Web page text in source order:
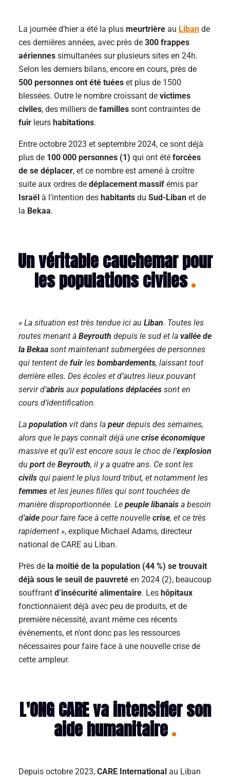
La journée d’hier a été la plus meurtrière au Liban de
ces dernières années, avec près de 300 frappes
aériennes simultanées sur plusieurs sites en 24h.
Selon les derniers bilans, encore en cours, près de
500 personnes ont été tuées et plus de 1500
blessées. Outre le nombre croissant de victimes
civiles, des milliers de familles sont contraintes de
fuir leurs habitations.
Entre octobre 2023 et septembre 2024, ce sont déjà
plus de 100 000 personnes (1) qui ont été forcées
de se déplacer, et ce nombre est amené à croître
suite aux ordres de déplacement massif émis par
Israël à l’intention des habitants du Sud-Liban et de
la Bekaa.
Un véritable cauchemar pour
les populations civiles
« La situation est très tendue ici au Liban. Toutes les
routes menant à Beyrouth depuis le sud et la vallée de
la Bekaa sont maintenant submergées de personnes
qui tentent de fuir les bombardements, laissant tout
derrière elles. Des écoles et d’autres lieux pouvant
servir d’abris aux populations déplacées sont en
cours d’identification.
La population vit dans la peur depuis des semaines,
alors que le pays connaît déjà une crise économique
massive et qu’il est encore sous le choc de l’explosion
du portde Beyrouth, il y a quatre ans. Ce sont les
civils qui paient le plus lourd tribut, et notamment les
femmes et les jeunes filles qui sont touchées de
manière disproportionnée. Le peuple libanais a besoin
d’aide pour faire face à cette nouvelle crise, et ce très
rapidement », explique Michael Adams, directeur
national de CARE au Liban.
Près de la moitié de la population (44 %) se trouvait
déjà sous le seuil de pauvreté en 2024 (2), beaucoup
souffrant d’insécurité alimentaire. Les hôpitaux
fonctionnaient déjà avec peu de produits, et de
première nécessité, avant même ces récents
événements, et n’ont donc pas les ressources
nécessaires pour faire face à une nouvelle crise de
cette ampleur.
L'ONG CARE va intensifier son
aide humanitaire
Depuis octobre 2023, CARE International au Liban